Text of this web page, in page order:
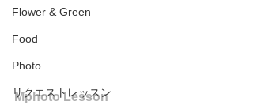
Flower & Green
Food
Photo
リクエストレッスン
Mphoto Lesson